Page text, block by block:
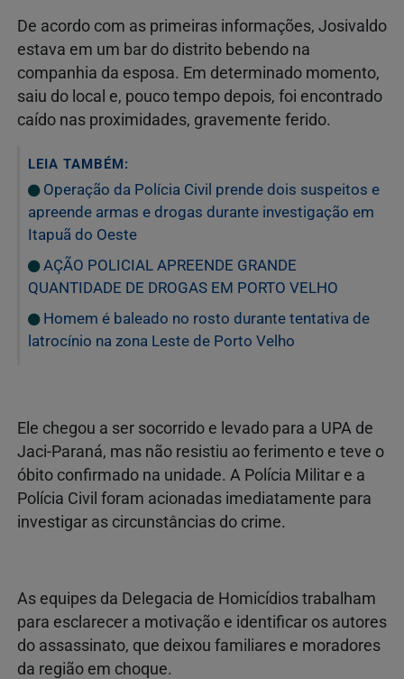
De acordo com as primeiras informações, Josivaldo
estava em um bar do distrito bebendo na
companhia da esposa. Em determinado momento,
saiu do local e, pouco tempo depois, foi encontrado
caído nas proximidades, gravemente ferido.
LEIA TAMBÉM:
Operação da Polícia Civil prende dois suspeitos e
apreende armas e drogas durante investigação em
Itapuã do Oeste
AÇÃO POLICIAL APREENDE GRANDE
QUANTIDADE DE DROGAS EM PORTO VELHO
Homem é baleado no rosto durante tentativa de
latrocínio na zona Leste de Porto Velho
Ele chegou a ser socorrido e levado para a UPA de
Jaci-Paraná, mas não resistiu ao ferimento e teve o
óbito confirmado na unidade. A Polícia Militar e a
Polícia Civil foram acionadas imediatamente para
investigar as circunstâncias do crime.
As equipes da Delegacia de Homicídios trabalham
para esclarecer a motivação e identificar os autores
do assassinato, que deixou familiares e moradores
da região em choque.